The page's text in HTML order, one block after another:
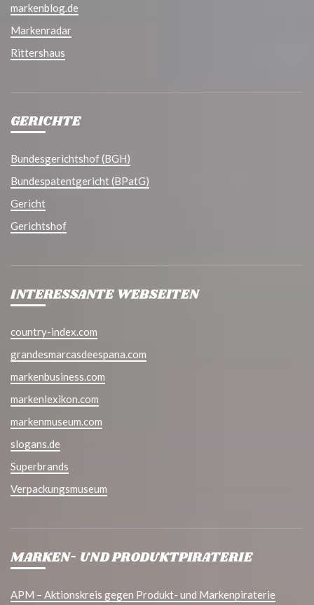
markenblog.de
Markenradar
Rittershaus
GERICHTE
Bundesgerichtshof (BGH)
Bundespatentgericht (BPatG)
Gericht
Gerichtshof
INTERESSANTE WEBSEITEN
country-index.com
grandesmarcasdeespana.com
markenbusiness.com
markenlexikon.com
markenmuseum.com
slogans.de
Superbrands
Verpackungsmuseum
MARKEN- UND PRODUKTPIRATERIE
APM – Aktionskreis gegen Produkt- und Markenpiraterie